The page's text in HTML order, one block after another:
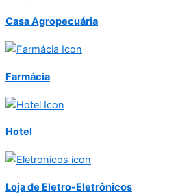
Casa Agropecuária
Farmácia
Hotel
Loja de Eletro-Eletrônicos